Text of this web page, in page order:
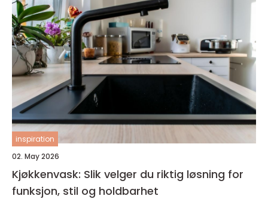
inspiration
02. May 2026
Kjøkkenvask: Slik velger du riktig løsning for
funksjon, stil og holdbarhet